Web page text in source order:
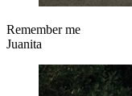
Remember me
Juanita